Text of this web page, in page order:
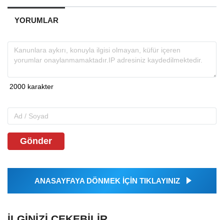
YORUMLAR
Gönder
ANASAYFAYA DÖNMEK İÇİN TIKLAYINIZ